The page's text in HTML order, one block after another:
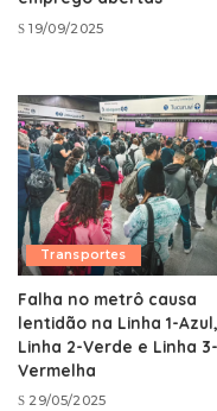
19/09/2025
Transportes
Falha no metrô causa
lentidão na Linha 1-Azul,
Linha 2-Verde e Linha 3-
Vermelha
29/05/2025